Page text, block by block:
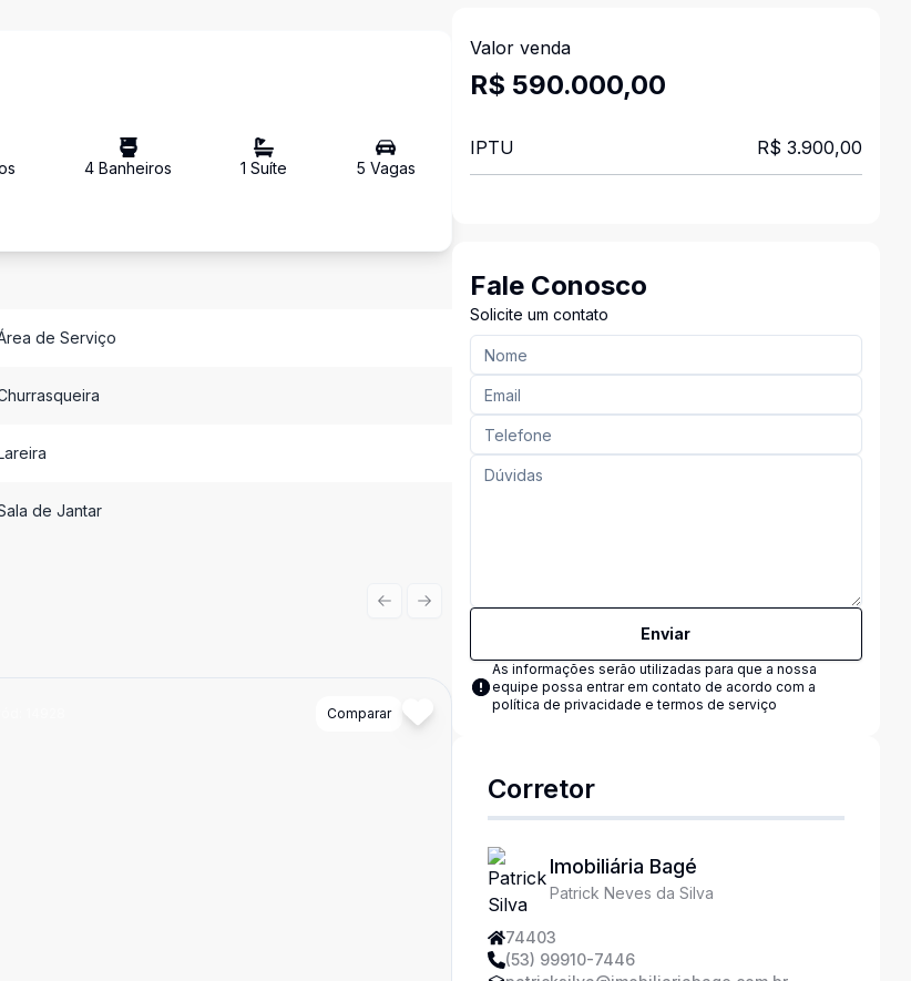
s 4 Banheiros 1 Suíte 5 Vagas
de Serviço
de Jantar
Comparar Cód:15346
Previous slide
Next slide
Valor venda
R$ 590.000,00
IPTU R$ 3.900,00
Fale Conosco
Solicite um contato
Enviar
As informações serão utilizadas para que a nossa
equipe possa entrar em contato de acordo com a
política de privacidade e termos de serviço
Corretor
Imobiliária Bagé
Patrick Neves da Silva
74403
(53) 99910-7446